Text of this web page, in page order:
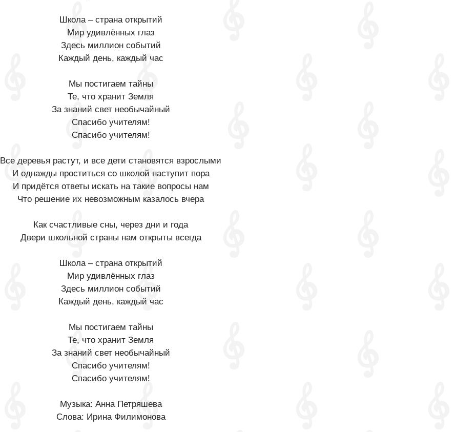
Школа – страна открытий
Мир удивлённых глаз
Здесь миллион событий
Каждый день, каждый час
Мы постигаем тайны
Те, что хранит Земля
За знаний свет необычайный
Спасибо учителям!
Спасибо учителям!
Все деревья растут, и все дети становятся взрослыми
И однажды проститься со школой наступит пора
И придётся ответы искать на такие вопросы нам
Что решение их невозможным казалось вчера
Как счастливые сны, через дни и года
Двери школьной страны нам открыты всегда
Школа – страна открытий
Мир удивлённых глаз
Здесь миллион событий
Каждый день, каждый час
Мы постигаем тайны
Те, что хранит Земля
За знаний свет необычайный
Спасибо учителям!
Спасибо учителям!
Музыка: Анна Петряшева
Слова: Ирина Филимонова